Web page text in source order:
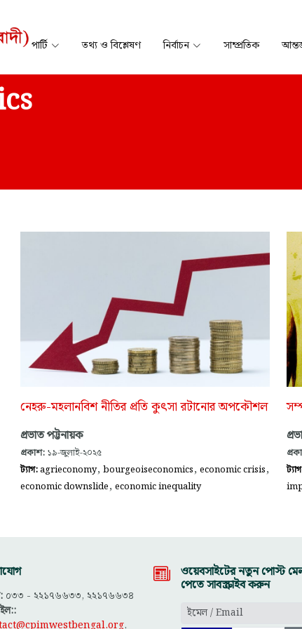
পার্টি তথ্য ও বিশ্লেষণ নির্বাচন সাম্প্রতিক
নেহরু-মহলানবিশ নীতির প্রতি কুৎসা রটানোর অপকৌশল
প্রভাত পট্টনায়ক
প্রকাশ: ১৯-জুলাই-২০২৫
ট্যাগ:agrieconomy, bourgeoiseconomics, economic crisis,
economic downslide, economic inequality
০৩৩ - ২২১৭৬৬৩৩, ২২১৭৬৬৩৪
,
ওয়েবসাইটের নতুন পোস্ট
পেতে সাবস্ক্রাইব করুন